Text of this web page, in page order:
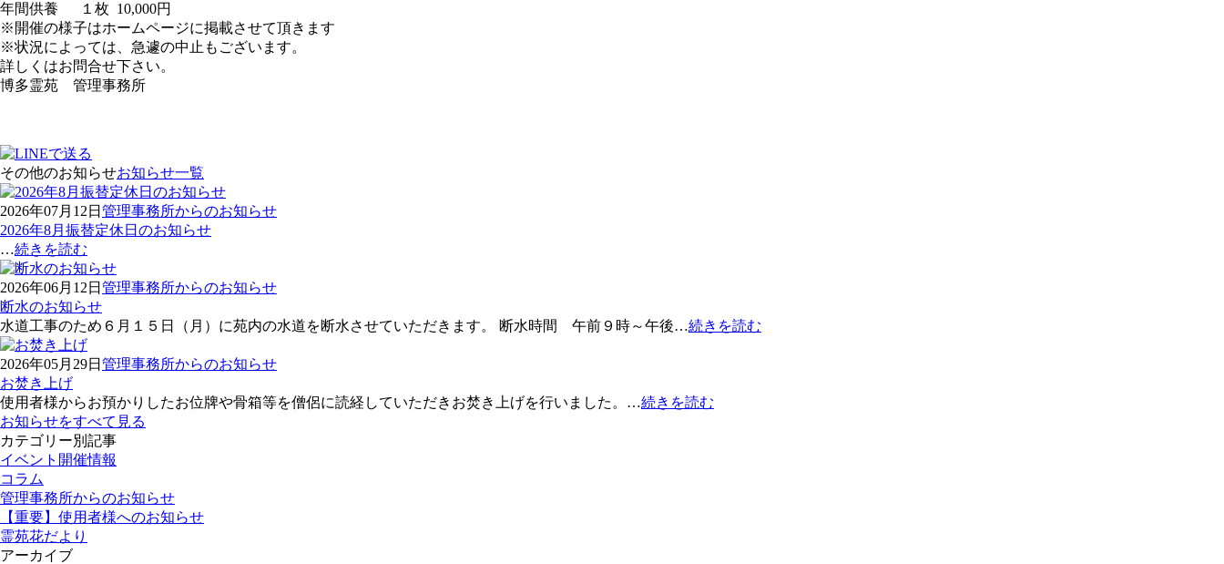
年間供養 １枚 10,000円
※開催の様子はホームページに掲載させて頂きます
※状況によっては、急遽の中止もございます。
詳しくはお問合せ下さい。
博多霊苑 管理事務所
その他のお知らせお知らせ一覧
2026年07月12日 管理事務所からのお知らせ
2026年8月振替定休日のお知らせ
…続きを読む
2026年06月12日 管理事務所からのお知らせ
断水のお知らせ
水道工事のため６月１５日（月）に苑内の水道を断水させていただきます。 断水時間 午前９時～午後…続きを読む
2026年05月29日 管理事務所からのお知らせ
お焚き上げ
使用者様からお預かりしたお位牌や骨箱等を僧侶に読経していただきお焚き上げを行いました。…続きを読む
お知らせをすべて見る
カテゴリー別記事
イベント開催情報
コラム
管理事務所からのお知らせ
【重要】使用者様へのお知らせ
霊苑花だより
アーカイブ